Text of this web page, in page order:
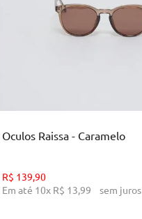
Oculos Raissa - Caramelo
R$ 139,90
Em até 10x R$ 13,99 sem juros